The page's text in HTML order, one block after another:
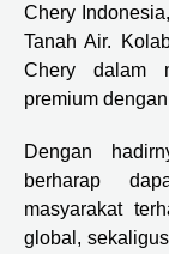
Chery
Tanah Air.
Chery dalam
premium
Dengan
berharap
masyarakat
global,